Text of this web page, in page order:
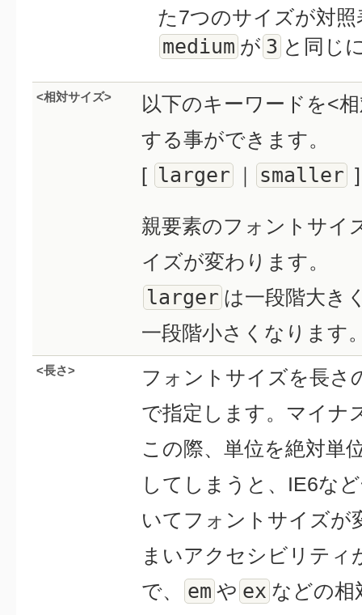
た7つのサイズが対
medium が 3 と同じ
<相対サイズ>
以下のキーワードを<
する事ができます。
[ larger ｜ smaller ]
親要素のフォントサイ
イズが変わります。
larger は一段階大き
一段階小さくなります
<長さ>
フォントサイズを長さ
で指定します。マイナ
この際、単位を絶対単
してしまうと、IE6な
いてフォントサイズが
まいアクセシビリティ
で、
em や ex などの相